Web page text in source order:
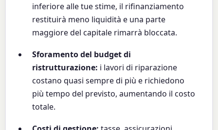
inferiore alle tue stime, il rifinanziamento
restituirà meno liquidità e una parte
maggiore del capitale rimarrà bloccata.
Sforamento del budget di
ristrutturazione: i lavori di riparazione
costano quasi sempre di più e richiedono
più tempo del previsto, aumentando il costo
totale.